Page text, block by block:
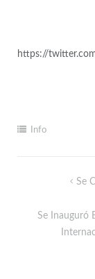
https://
Info
Se
Se Inauguró